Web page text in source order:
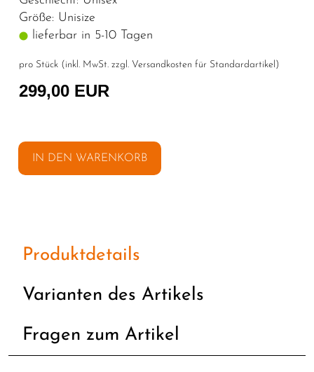
Größe: Unisize
lieferbar in 5-10 Tagen
pro Stück (inkl. MwSt. zzgl. Versandkosten für Standardartikel )
299,00 EUR
IN DEN WARENKORB
Produktdetails
Varianten des Artikels
Fragen zum Artikel